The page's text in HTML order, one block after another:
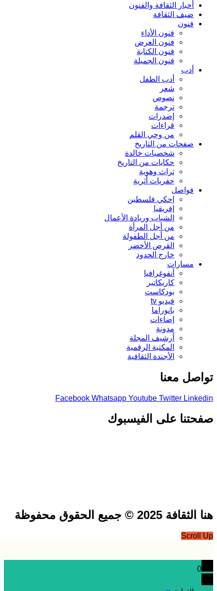
أخبار الثقافة والفنون
ضيف الثقافة
فنون
فنون الأداء
فنون العرض
فنون الكتابة
فنون الجميلة
أدب
أدب الطفل
شعر
نصوص
ترجمة
إصدرات
قراءات
من وحي القلم
صفحات من التاريخ
شخصيات خالدة
حكايات من التاريخ
تراث وهوية
حفريات أثرية
فواصل
إحكي فلسطين
إفريقيا
الشباب وريادة الأعمال
من أجل المرأة
من أجل الطفولة
القرص الأخضر
خارج الحدود
مسارات
أنفوغرافيا
كاريكاتير
بودكاست
فيديو tv
بانوراما
إضاءات
مدونة
أرشيف المجلة
المكتبة الرقمية
الأجندة الثقافية
معنا
Facebook Whatsapp Youtube Twitter
على الفيسبوك
2025 © جميع الحقوق محفوظة